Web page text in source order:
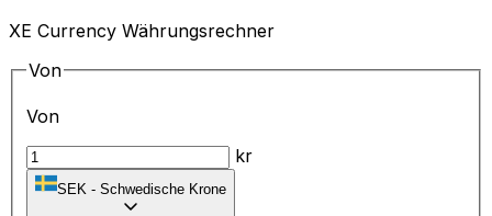
XE Currency Währungsrechner
Von
Von
kr
SEK - Schwedische Krone